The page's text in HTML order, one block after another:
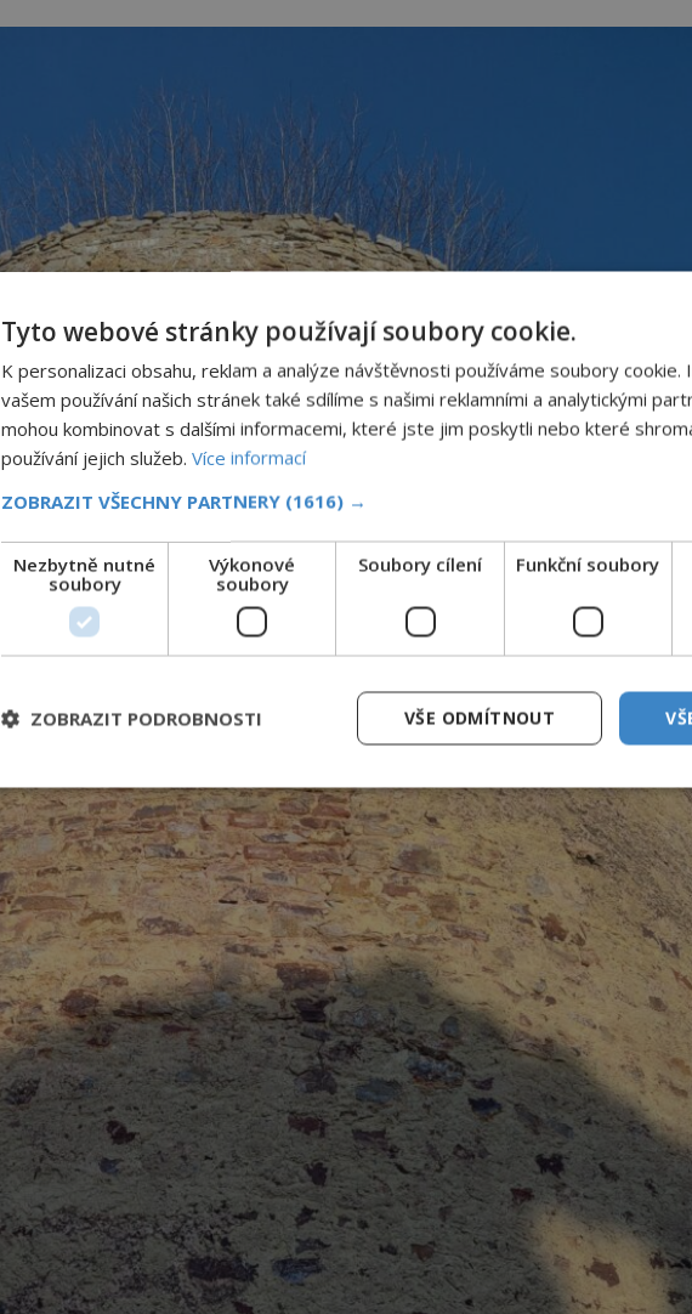
Tyto webové stránky používají soubory cookie.
K personalizaci obsahu, reklam a analýze návštěvnosti používáme soubory cookie.
vašem používání našich stránek také sdílíme s našimi reklamními a analytickými
mohou kombinovat s dalšími informacemi, které jste jim poskytli nebo které
používání jejich služeb. Více informací
ZOBRAZIT VŠECHNY PARTNERY (1616) →
Nezbytně nutné
soubory
Výkonové
soubory
Soubory cílení Funkční soubory
VŠE ODMÍTNOUT
ZOBRAZIT PODROBNOSTI